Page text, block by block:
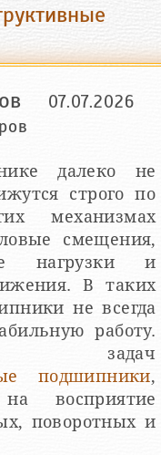
07.07.2026
далеко не
строго по
механизмах
смещения,
нагрузки и
В таких
не всегда
работу.
задач
подшипники,
восприятие
поворотных и